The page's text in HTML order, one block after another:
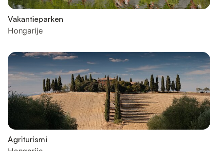
Vakantieparken
Hongarije
Agriturismi